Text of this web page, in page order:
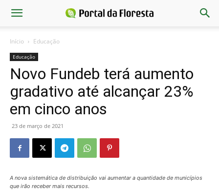
Início Educação
Educação
Novo Fundeb terá aumento
gradativo até alcançar 23%
em cinco anos
23 de março de 2021
A nova sistemática de distribuição vai aumentar a quantidade de municípios
que irão receber mais recursos.